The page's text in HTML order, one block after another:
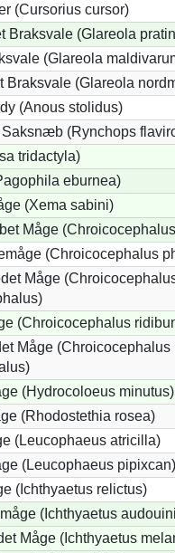
(Cursorius cursor)
Braksvale (Glareola
(Glareola
Braksvale (Glareola
(Anous stolidus)
(Rynchops
tridactyla)
eburnea)
(Xema sabini)
Måge
(Chroicocephalus
Måge
(Chroicocephalus
Måge (Chroicocephalus
(Hydrocoloeus minutus)
(Rhodostethia rosea)
(Leucophaeus atricilla)
(Leucophaeus pipixcan)
(Ichthyaetus relictus)
(Ichthyaetus
Måge (Ichthyaetus